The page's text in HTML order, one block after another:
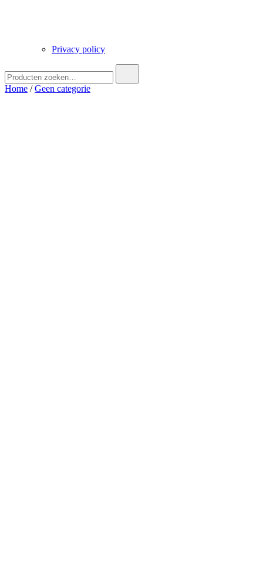
Privacy policy
naar:
Home /Geen categorie